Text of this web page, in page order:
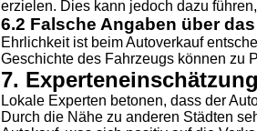
erzielen. Dies kann jedoch dazu
6.2 Falsche Angaben über
Ehrlichkeit ist beim Autoverkauf
Geschichte des Fahrzeugs können zu
7.
Lokale Experten betonen, dass der
Durch die Nähe zu anderen Städten